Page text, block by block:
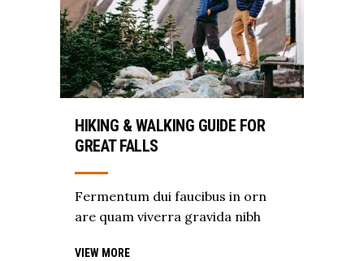
HIKING & WALKING GUIDE FOR
GREAT FALLS
Fermentum dui faucibus in orn
are quam viverra gravida nibh
VIEW MORE